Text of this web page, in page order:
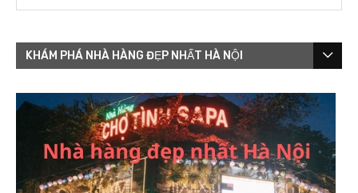
KHÁM PHÁ NHÀ HÀNG ĐẸP NHẤT HÀ NỘI